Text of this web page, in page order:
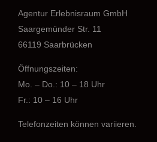
Agentur Erlebnisraum GmbH
Saargemünder Str. 11
66119 Saarbrücken
Öffnungszeiten:
Mo. – Do.: 10 – 18 Uhr
Fr.: 10 – 16 Uhr
Telefonzeiten können variieren.